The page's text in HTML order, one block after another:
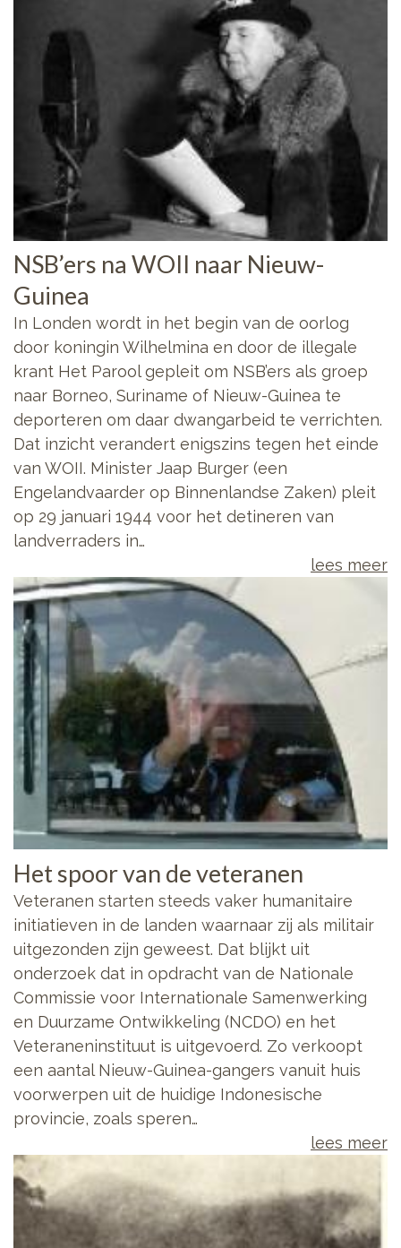
NSB’ers na WOII naar Nieuw-
Guinea
In Londen wordt in het begin van de oorlog
door koningin Wilhelmina en door de illegale
krant Het Parool gepleit om NSB’ers als groep
naar Borneo, Suriname of Nieuw-Guinea te
deporteren om daar dwangarbeid te verrichten.
Dat inzicht verandert enigszins tegen het einde
van WOII. Minister Jaap Burger (een
Engelandvaarder op Binnenlandse Zaken) pleit
op 29 januari 1944 voor het detineren van
landverraders in…
lees meer
Het spoor van de veteranen
Veteranen starten steeds vaker humanitaire
initiatieven in de landen waarnaar zij als militair
uitgezonden zijn geweest. Dat blijkt uit
onderzoek dat in opdracht van de Nationale
Commissie voor Internationale Samenwerking
en Duurzame Ontwikkeling (NCDO) en het
Veteraneninstituut is uitgevoerd. Zo verkoopt
een aantal Nieuw-Guinea-gangers vanuit huis
voorwerpen uit de huidige Indonesische
provincie, zoals speren…
lees meer